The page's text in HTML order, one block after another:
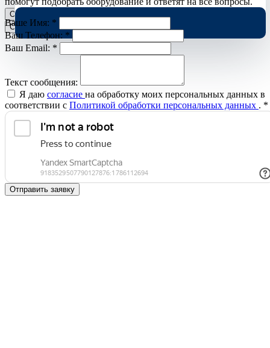
Ваше Имя: *
Ваш Телефон: *
Ваш Email: *
Текст сообщения:
Я даю согласие на обработку моих персональных данных в
соответствии с Политикой обработки персональных данных . *
Отправить заявку
Отклонить
Cookies